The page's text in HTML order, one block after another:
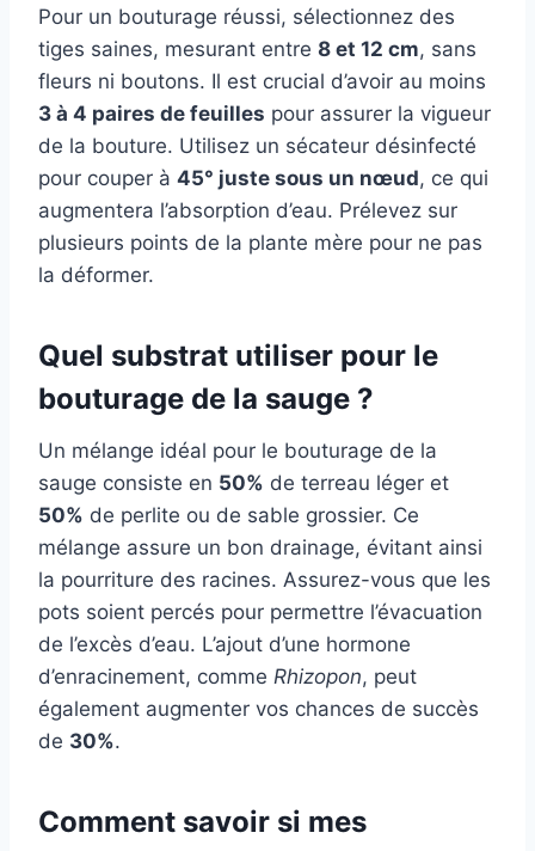
Pour un bouturage réussi, sélectionnez des
tiges saines, mesurant entre 8 et 12 cm, sans
fleurs ni boutons. Il est crucial d’avoir au moins
3 à 4 paires de feuilles pour assurer la vigueur
de la bouture. Utilisez un sécateur désinfecté
pour couper à 45° juste sous un nœud, ce qui
augmentera l’absorption d’eau. Prélevez sur
plusieurs points de la plante mère pour ne pas
la déformer.
Quel substrat utiliser pour le
bouturage de la sauge ?
Un mélange idéal pour le bouturage de la
sauge consiste en 50% de terreau léger et
50% de perlite ou de sable grossier. Ce
mélange assure un bon drainage, évitant ainsi
la pourriture des racines. Assurez-vous que les
pots soient percés pour permettre l’évacuation
de l’excès d’eau. L’ajout d’une hormone
d’enracinement, comme Rhizopon, peut
également augmenter vos chances de succès
de 30%.
Comment savoir si mes